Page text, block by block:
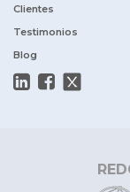
Clientes
Testimonios
Blog